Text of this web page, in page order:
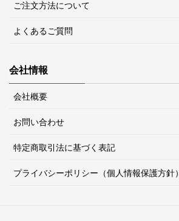
ご注文方法について
よくあるご質問
会社情報
会社概要
お問い合わせ
特定商取引法に基づく表記
プライバシーポリシー（個人情報保護方針）